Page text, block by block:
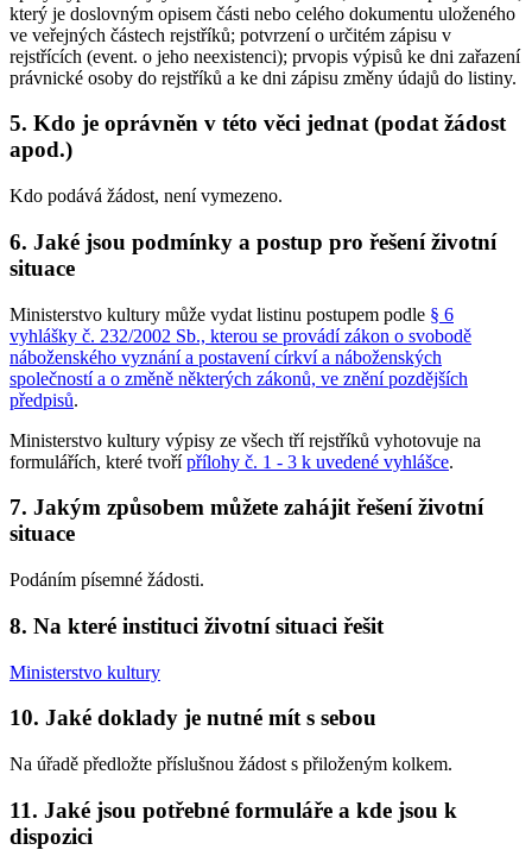
který je doslovným opisem části nebo celého dokumentu uloženého
ve veřejných částech rejstříků; potvrzení o určitém zápisu v
rejstřících (event. o jeho neexistenci); prvopis výpisů ke dni zařazení
právnické osoby do rejstříků a ke dni zápisu změny údajů do listiny.
5. Kdo je oprávněn v této věci jednat (podat žádost
apod.)
Kdo podává žádost, není vymezeno.
6. Jaké jsou podmínky a postup pro řešení životní
situace
Ministerstvo kultury může vydat listinu postupem podle § 6
vyhlášky č. 232/2002 Sb., kterou se provádí zákon o svobodě
náboženského vyznání a postavení církví a náboženských
společností a o změně některých zákonů, ve znění pozdějších
předpisů.
Ministerstvo kultury výpisy ze všech tří rejstříků vyhotovuje na
formulářích, které tvořípřílohy č. 1 - 3 k uvedené vyhlášce.
7. Jakým způsobem můžete zahájit řešení životní
situace
Podáním písemné žádosti.
8. Na které instituci životní situaci řešit
Ministerstvo kultury
10. Jaké doklady je nutné mít s sebou
Na úřadě předložte příslušnou žádost s přiloženým kolkem.
11. Jaké jsou potřebné formuláře a kde jsou k
dispozici